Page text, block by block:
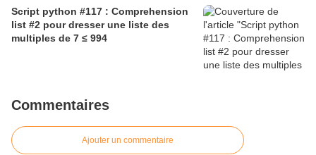
Script python #117 : Comprehension
list #2 pour dresser une liste des
multiples de 7 ≤ 994
Commentaires
Ajouter un commentaire